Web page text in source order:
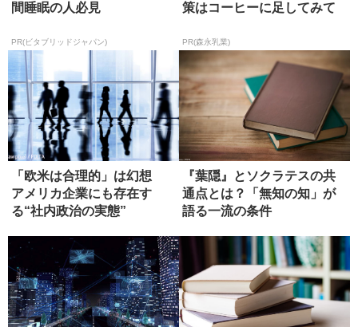
間睡眠の人必見
PR(ビタブリッドジャパン)
策はコーヒーに足してみて
PR(森永乳業)
「欧米は合理的」は幻想
アメリカ企業にも存在す
る“社内政治の実態”
『葉隠』とソクラテスの共
通点とは？「無知の知」が
語る一流の条件